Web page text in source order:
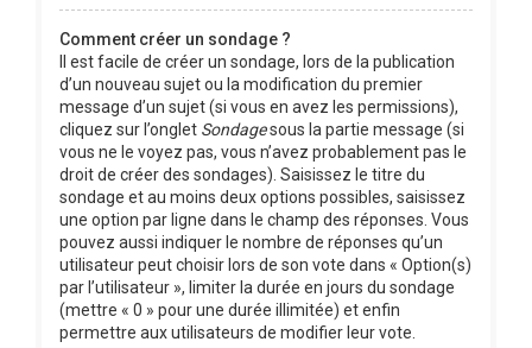
Comment créer un sondage ?
Il est facile de créer un sondage, lors de la publication
d’un nouveau sujet ou la modification du premier
message d’un sujet (si vous en avez les permissions),
cliquez sur l’onglet Sondagesous la partie message (si
vous ne le voyez pas, vous n’avez probablement pas le
droit de créer des sondages). Saisissez le titre du
sondage et au moins deux options possibles, saisissez
une option par ligne dans le champ des réponses. Vous
pouvez aussi indiquer le nombre de réponses qu’un
utilisateur peut choisir lors de son vote dans « Option(s)
par l’utilisateur », limiter la durée en jours du sondage
(mettre « 0 » pour une durée illimitée) et enfin
permettre aux utilisateurs de modifier leur vote.